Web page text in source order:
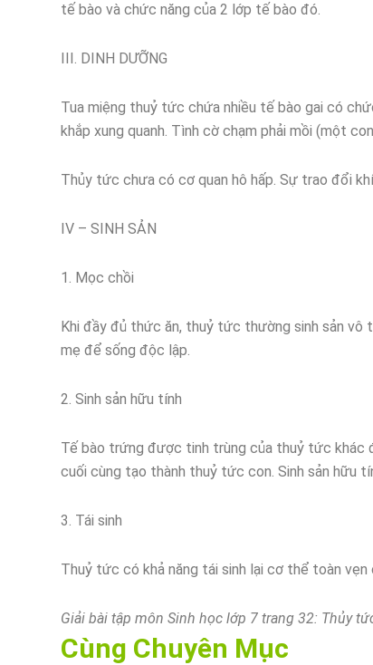
tế bào và chức năng của 2 lớp tế bào đó.
III. DINH DƯỠNG
Tua miệng thuỷ tức chứa nhiều tế bào gai có
khắp xung quanh. Tình cờ chạm phải mồi (một
Thủy tức chưa có cơ quan hô hấp. Sự trao đổi
IV – SINH SẢN
1. Mọc chồi
Khi đầy đủ thức ăn, thuỷ tức thường sinh sản
mẹ để sống độc lập.
2. Sinh sản hữu tính
Tế bào trứng được tinh trùng của thuỷ tức khác
cuối cùng tạo thành thuỷ tức con. Sinh sản hữu
3. Tái sinh
Thuỷ tức có khả năng tái sinh lại cơ thể toàn
Giải bài tập môn Sinh học lớp 7 trang 32: Thủy
Cùng Chuyên Mục